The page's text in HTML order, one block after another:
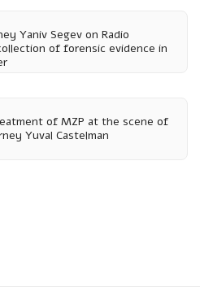
Yaniv Segev on Radio
of forensic evidence in
of MZP at the scene of
Yuval Castelman